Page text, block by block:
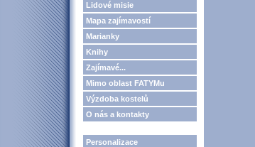
Lidové misie
Mapa zajímavostí
Marianky
Knihy
Zajímavé...
Mimo oblast FATYMu
Výzdoba kostelů
O nás a kontakty
Personalizace